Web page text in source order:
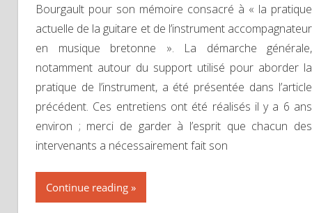
Bourgault pour son mémoire consacré à « la pratique
actuelle de la guitare et de l’instrument accompagnateur
en musique bretonne ». La démarche générale,
notamment autour du support utilisé pour aborder la
pratique de l’instrument, a été présentée dans l’article
précédent. Ces entretiens ont été réalisés il y a 6 ans
environ ; merci de garder à l’esprit que chacun des
intervenants a nécessairement fait son
Continue reading